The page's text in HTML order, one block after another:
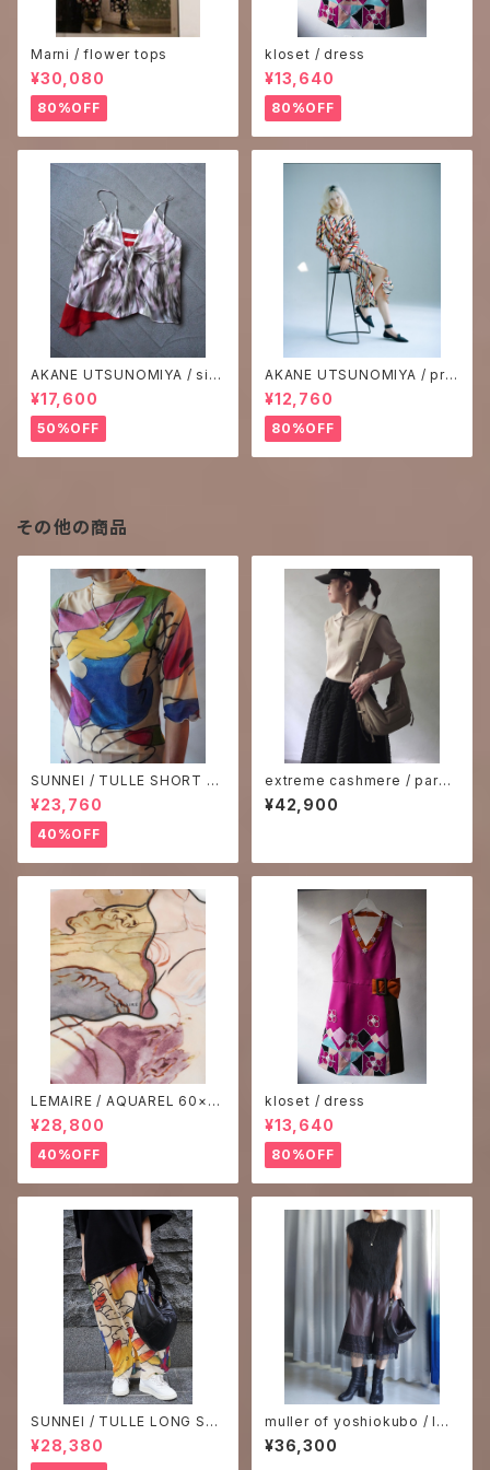
Marni / flower tops
¥30,080
80%OFF
kloset / dress
¥13,640
80%OFF
AKANE UTSUNOMIYA / silk
print camisole
¥17,600
50%OFF
AKANE UTSUNOMIYA / prin
t one-piece
¥12,760
80%OFF
その他の商品
SUNNEI / TULLE SHORT SL
EEVE TOP
¥23,760
40%OFF
extreme cashmere / park
ポロシャツ
¥42,900
LEMAIRE / AQUAREL 60×6
0 SCARF
¥28,800
40%OFF
kloset / dress
¥13,640
80%OFF
SUNNEI / TULLE LONG SKI
RT
¥28,380
muller of yoshiokubo / INT
ER LACE HALF PANTS
¥36,300